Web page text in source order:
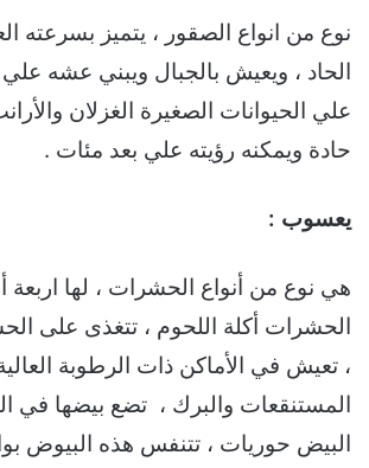
نوع من انواع الصقور ، يتميز بسرعته
الحاد ، ويعيش بالجبال ويبني عشه
علي الحيوانات الصغيرة الغزلان
حادة ويمكنه رؤيته علي بعد مئات .
يعسوب :
هي نوع من أنواع الحشرات ، لها
الحشرات أكلة اللحوم ، تتغذى على
، تعيش في الأماكن ذات الرطوبة
المستنقعات والبرك ، تضع بيضها في
البيض حوريات ، تتنفس هذه البيوض